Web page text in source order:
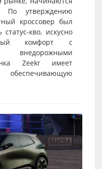
утверждению
кроссовер был
кво, искусно
комфорт с
Zeekr имеет